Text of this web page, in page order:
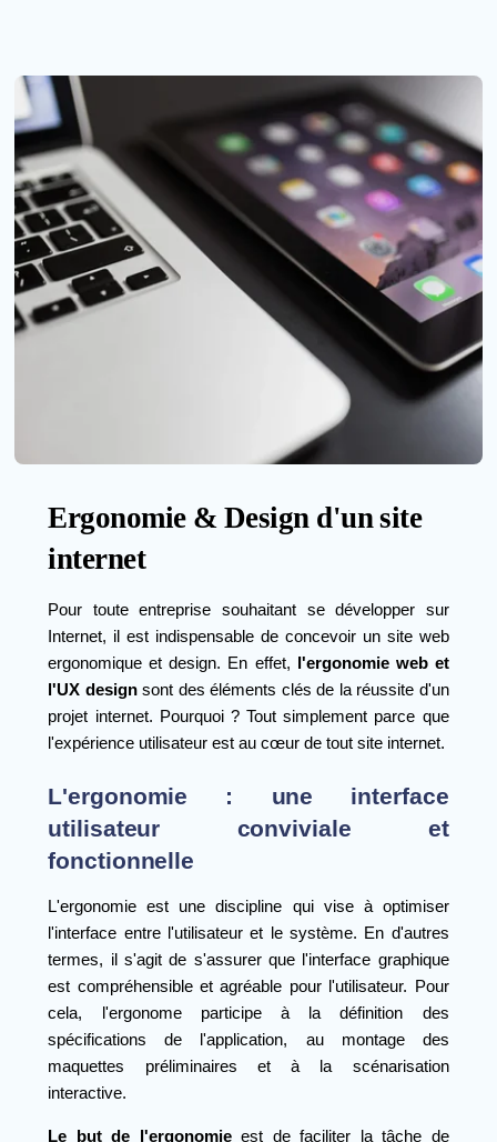
Ergonomie & Design d'un site
internet
Pour toute entreprise souhaitant se développer sur
Internet, il est indispensable de concevoir un site web
ergonomique et design. En effet, l'ergonomie web et
l'UX designsont des éléments clés de la réussite d'un
projet internet. Pourquoi ? Tout simplement parce que
l'expérience utilisateur est au cœur de tout site internet.
L'ergonomie : une interface
utilisateur conviviale et
fonctionnelle
L'ergonomie est une discipline qui vise à optimiser
l'interface entre l'utilisateur et le système. En d'autres
termes, il s'agit de s'assurer que l'interface graphique
est compréhensible et agréable pour l'utilisateur. Pour
cela, l'ergonome participe à la définition des
spécifications de l'application, au montage des
maquettes préliminaires et à la scénarisation
interactive.
Le but de l'ergonomieest de faciliter la tâche de